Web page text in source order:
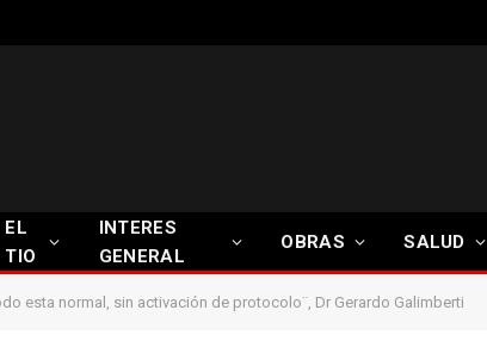
EL
TIO
INTERES
GENERAL
OBRAS SALUD
esta normal, sin activación de protocolo¨, Dr Gerardo Galimberti